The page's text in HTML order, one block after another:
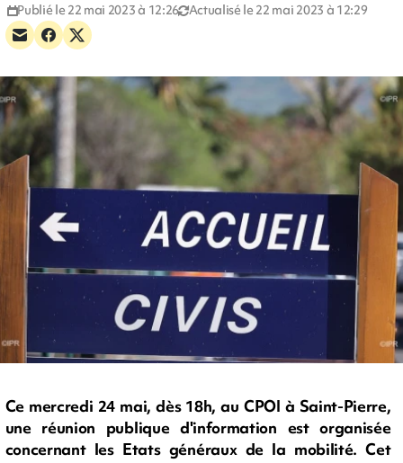
Publié le 22 mai 2023 à 12:26 Actualisé le 22 mai 2023 à 12:29
Ce mercredi 24 mai, dès 18h, au CPOI à Saint-Pierre,
une réunion publique d'information est organisée
concernant les Etats généraux de la mobilité. Cet